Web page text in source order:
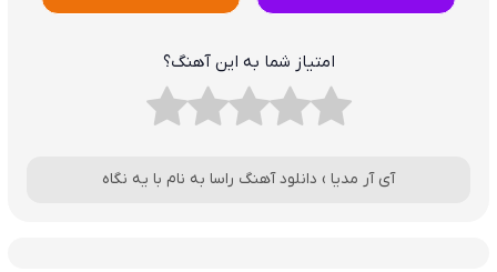
امتیاز شما به این آهنگ؟
آی آر مدیا › دانلود آهنگ راسا به نام با یه نگاه